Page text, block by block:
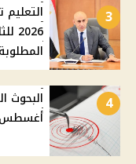
3
المطلوبة
4
أغسطس: